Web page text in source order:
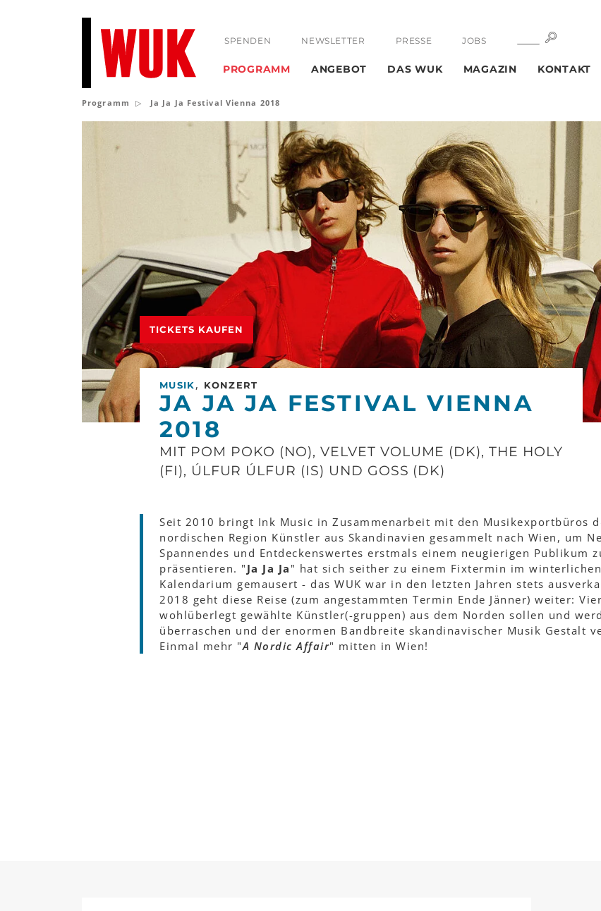
SPENDEN NEWSLETTER PRESSE JOBS SUCHE
PROGRAMM ANGEBOT DAS WUK MAGAZIN KONTAKT
Programm Ja Ja Ja Festival Vienna 2018
TICKETS KAUFEN
MUSIK, KONZERT
JA JA JA FESTIVAL VIENNA
2018
MIT POM POKO (NO), VELVET VOLUME (DK), THE HOLY
(FI), ÚLFUR ÚLFUR (IS) UND GOSS (DK)
Seit 2010 bringt Ink Music in Zusammenarbeit mit den Musikexportbüros
nordischen Region Künstler aus Skandinavien gesammelt nach Wien, um
Spannendes und Entdeckenswertes erstmals einem neugierigen Publikum
präsentieren. " Ja Ja Ja " hat sich seither zu einem Fixtermin im
Kalendarium gemausert - das WUK war in den letzten Jahren stets
2018 geht diese Reise (zum angestammten Termin Ende Jänner) weiter: Vier
wohlüberlegt gewählte Künstler(-gruppen) aus dem Norden sollen und
überraschen und der enormen Bandbreite skandinavischer Musik Gestalt
Einmal mehr "A Nordic Affair" mitten in Wien!